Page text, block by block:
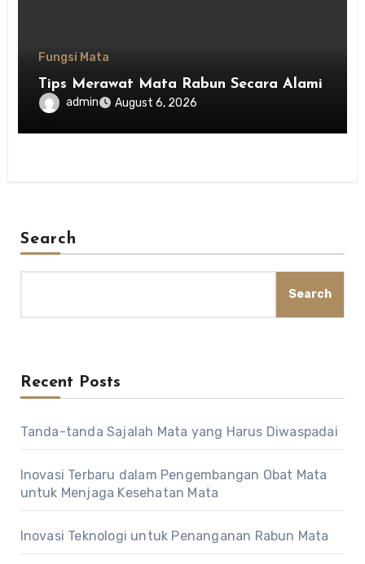
Fungsi Mata
Tips Merawat Mata Rabun Secara Alami
admin August 6, 2026
Search
Search
Recent Posts
Tanda-tanda Sajalah Mata yang Harus Diwaspadai
Inovasi Terbaru dalam Pengembangan Obat Mata
untuk Menjaga Kesehatan Mata
Inovasi Teknologi untuk Penanganan Rabun Mata